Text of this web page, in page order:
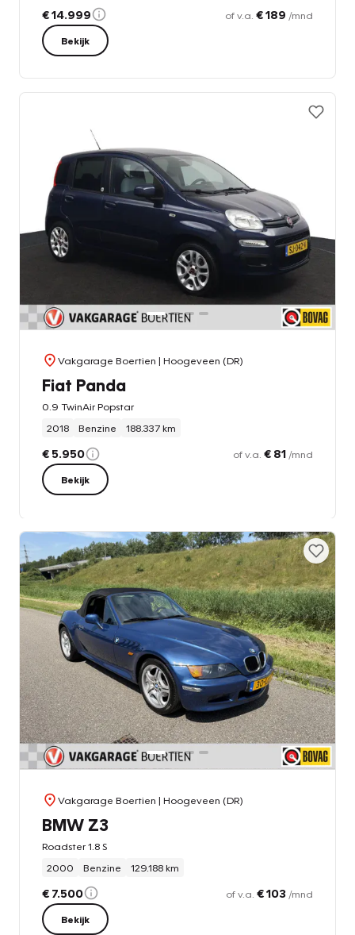
€ 14.999 of v.a. € 189 /mnd
Bekijk
Vakgarage Boertien | Hoogeveen (DR)
Fiat Panda
0.9 TwinAir Popstar
2018
Benzine 188.337 km
€ 5.950 of v.a. € 81 /mnd
Bekijk
Vakgarage Boertien | Hoogeveen (DR)
BMW Z3
Roadster 1.8 S
2000
Benzine 129.188 km
€ 7.500 of v.a. € 103 /mnd
Bekijk